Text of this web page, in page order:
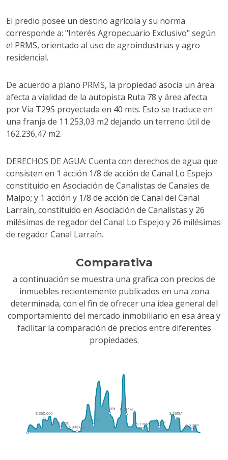
El predio posee un destino agrícola y su norma
corresponde a: "Interés Agropecuario Exclusivo" según
el PRMS, orientado al uso de agroindustrias y agro
residencial.
De acuerdo a plano PRMS, la propiedad asocia un área
afecta a vialidad de la autopista Ruta 78 y área afecta
por Vía T29S proyectada en 40 mts. Esto se traduce en
una franja de 11.253,03 m2 dejando un terreno útil de
162.236,47 m2.
DERECHOS DE AGUA: Cuenta con derechos de agua que
consisten en 1 acción 1/8 de acción de Canal Lo Espejo
constituido en Asociación de Canalistas de Canales de
Maipo; y 1 acción y 1/8 de acción de Canal del Canal
Larraín, constituido en Asociación de Canalistas y 26
milésimas de regador del Canal Lo Espejo y 26 milésimas
de regador Canal Larraín.
Comparativa
a continuación se muestra una grafica con precios de
inmuebles recientemente publicados en una zona
determinada, con el fin de ofrecer una idea general del
comportamiento del mercado inmobiliario en esa área y
facilitar la comparación de precios entre diferentes
propiedades.